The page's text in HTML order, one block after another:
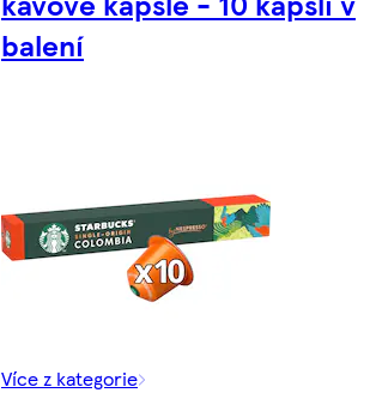
balení
Více z kategorie